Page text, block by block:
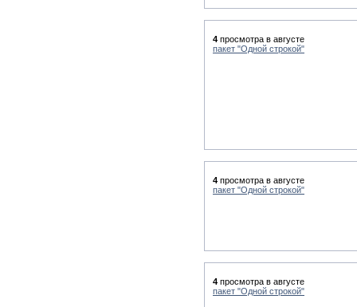
4 просмотра в августе
пакет "Одной строкой"
4 просмотра в августе
пакет "Одной строкой"
4 просмотра в августе
пакет "Одной строкой"